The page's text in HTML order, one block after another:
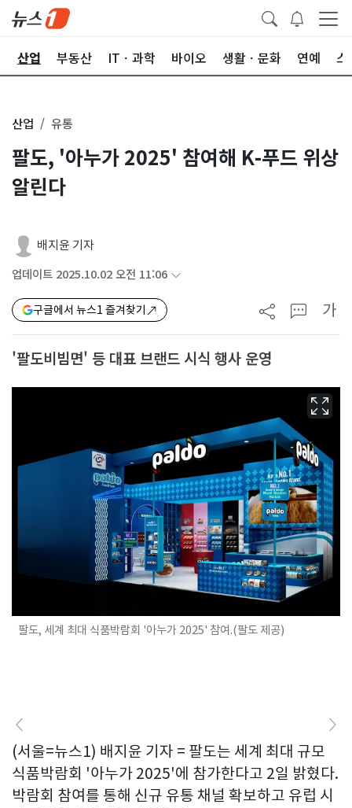
산업 부동산 ITㆍ과학 바이오 생활ㆍ문화 연예 스
산업 유통
팔도, '아누가 2025' 참여해 K-푸드 위상
알린다
배지윤 기자
업데이트 2025.10.02 오전 11:06
구글에서 뉴스1 즐겨찾기 가
'팔도비빔면' 등 대표 브랜드 시식 행사 운영
팔도, 세계 최대 식품박람회 '아누가 2025' 참여.(팔도 제공)
(서울=뉴스1) 배지윤 기자 = 팔도는 세계 최대 규모
식품박람회 '아누가 2025'에 참가한다고 2일 밝혔다.
박람회 참여를 통해 신규 유통 채널 확보하고 유럽 시